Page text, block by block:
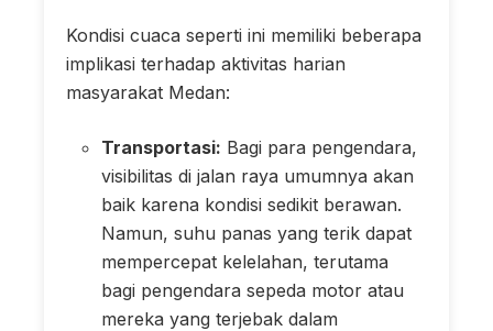
Kondisi cuaca seperti ini memiliki beberapa
implikasi terhadap aktivitas harian
masyarakat Medan:
Transportasi: Bagi para pengendara,
visibilitas di jalan raya umumnya akan
baik karena kondisi sedikit berawan.
Namun, suhu panas yang terik dapat
mempercepat kelelahan, terutama
bagi pengendara sepeda motor atau
mereka yang terjebak dalam